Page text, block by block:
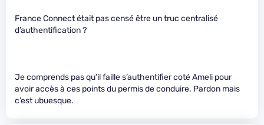
France Connect était pas censé être un truc centralisé
d’authentification ?
Je comprends pas qu’il faille s’authentifier coté Ameli pour
avoir accès à ces points du permis de conduire. Pardon mais
c’est ubuesque.